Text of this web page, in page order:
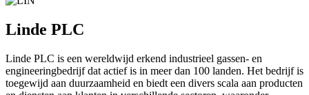
Linde PLC
Linde PLC is een wereldwijd erkend industrieel gassen- en
engineeringbedrijf dat actief is in meer dan 100 landen. Het bedrijf is
toegewijd aan duurzaamheid en biedt een divers scala aan producten